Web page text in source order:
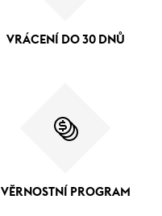
VRÁCENÍ DO 30 DNŮ
VĚRNOSTNÍ PROGRAM